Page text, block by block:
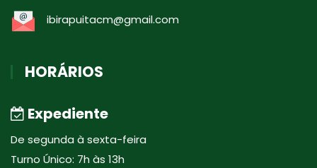
ibirapuitacm@gmail.com
HORÁRIOS
Expediente
De segunda à sexta-feira
Turno Único: 7h às 13h